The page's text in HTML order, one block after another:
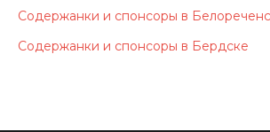
Сайт спонсоров и содержанок в
находить друг-друга. Сервис
Содержанки и спонсоры в
Содержанки и спонсоры в Бердске